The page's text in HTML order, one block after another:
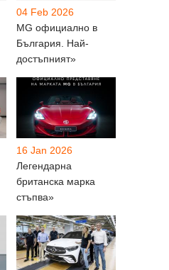
04 Feb 2026
MG официално в
България. Най-
достъпният»
16 Jan 2026
Легендарна
британска марка
стъпва»